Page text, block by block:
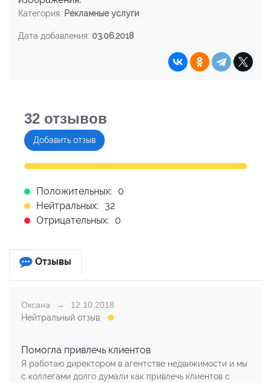
Категория: Рекламные услуги
Дата добавления: 03.06.2018
32 отзывов
Добавить отзыв
Положительных:
0
Нейтральных:
32
Отрицательных:
0
Отзывы
Оксана
12.10.2018
Нейтральный отзыв:
Помогла привлечь клиентов
Я работаю директором в агентстве недвижимости и мы
с коллегами долго думали как привлечь клиентов с